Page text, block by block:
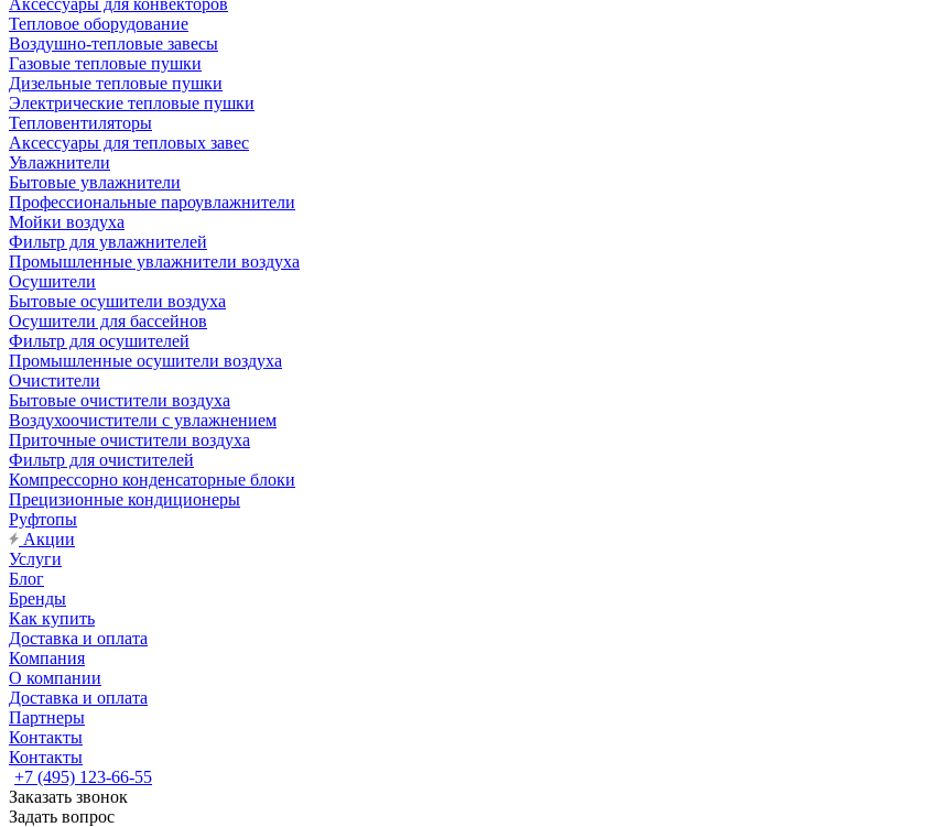
Аксессуары для конвекторов
Тепловое оборудование
Воздушно-тепловые завесы
Газовые тепловые пушки
Дизельные тепловые пушки
Электрические тепловые пушки
Тепловентиляторы
Аксессуары для тепловых завес
Увлажнители
Бытовые увлажнители
Профессиональные пароувлажнители
Мойки воздуха
Фильтр для увлажнителей
Промышленные увлажнители воздуха
Осушители
Бытовые осушители воздуха
Осушители для бассейнов
Фильтр для осушителей
Промышленные осушители воздуха
Очистители
Бытовые очистители воздуха
Воздухоочистители с увлажнением
Приточные очистители воздуха
Фильтр для очистителей
Компрессорно конденсаторные блоки
Прецизионные кондиционеры
Руфтопы
Акции
Услуги
Блог
Бренды
Как купить
Доставка и оплата
Компания
О компании
Доставка и оплата
Партнеры
Контакты
Контакты
+7 (495) 123-66-55
Заказать звонок
Задать вопрос